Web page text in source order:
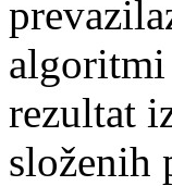
algoritmi
rezultat
složenih